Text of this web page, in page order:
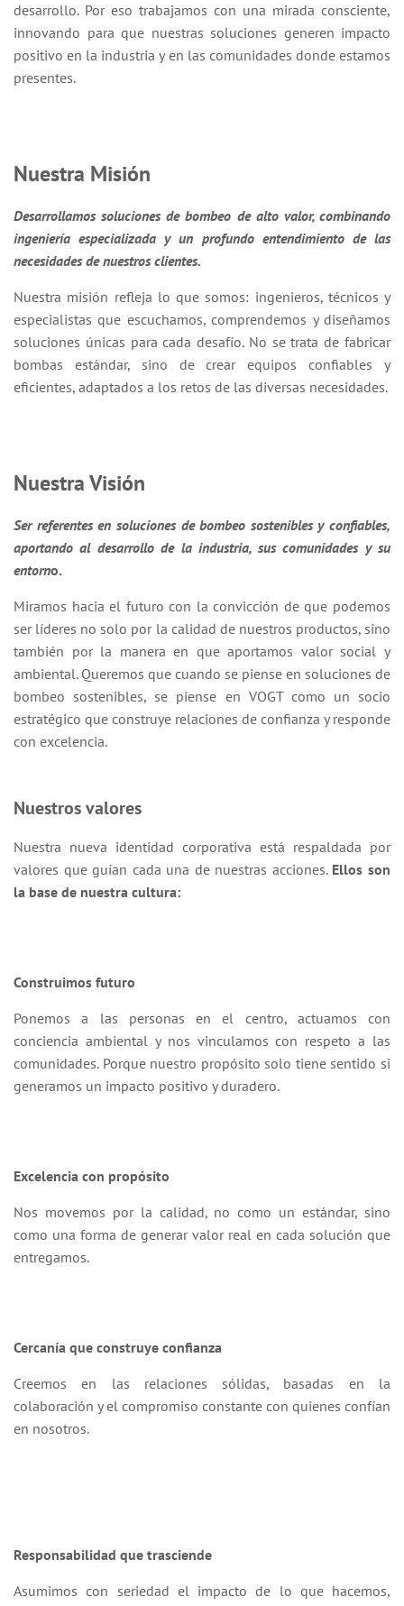
desarrollo. Por eso trabajamos con una mirada consciente,
innovando para que nuestras soluciones generen impacto
positivo en la industria y en las comunidades donde estamos
presentes.
Nuestra Misión
Desarrollamos soluciones de bombeo de alto valor, combinando
ingeniería especializada y un profundo entendimiento de las
necesidades de nuestros clientes.
Nuestra misión refleja lo que somos: ingenieros, técnicos y
especialistas que escuchamos, comprendemos y diseñamos
soluciones únicas para cada desafío. No se trata de fabricar
bombas estándar, sino de crear equipos confiables y
eficientes, adaptados a los retos de las diversas necesidades.
Nuestra Visión
Ser referentes en soluciones de bombeo sostenibles y confiables,
aportando al desarrollo de la industria, sus comunidades y su
entorno.
Miramos hacia el futuro con la convicción de que podemos
ser líderes no solo por la calidad de nuestros productos, sino
también por la manera en que aportamos valor social y
ambiental. Queremos que cuando se piense en soluciones de
bombeo sostenibles, se piense en VOGT como un socio
estratégico que construye relaciones de confianza y responde
con excelencia.
Nuestros valores
Nuestra nueva identidad corporativa está respaldada por
valores que guían cada una de nuestras acciones. Ellos son
la base de nuestra cultura:
Construimos futuro
Ponemos a las personas en el centro, actuamos con
conciencia ambiental y nos vinculamos con respeto a las
comunidades. Porque nuestro propósito solo tiene sentido si
generamos un impacto positivo y duradero.
Excelencia con propósito
Nos movemos por la calidad, no como un estándar, sino
como una forma de generar valor real en cada solución que
entregamos.
Cercanía que construye confianza
Creemos en las relaciones sólidas, basadas en la
colaboración y el compromiso constante con quienes confían
en nosotros.
Responsabilidad que trasciende
Asumimos con seriedad el impacto de lo que hacemos,